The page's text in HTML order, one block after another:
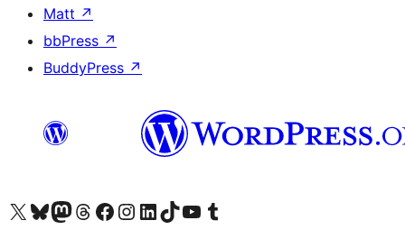
Matt ↗
bbPress ↗
BuddyPress ↗
Visite a nossa conta X (antigo Twitter)
Visit our Bluesky account
Visit our Mastodon account
Visit our Threads account
Visite a nossa página do Facebook
Visite a nossa conta no Instagram
Visite a nossa conta no LinkedIn
Visit our TikTok account
Visit our YouTube channel
Visit our Tumblr account